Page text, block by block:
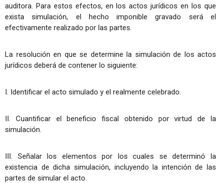
auditora. Para estos efectos, en los actos jurídicos en los que
exista simulación, el hecho imponible gravado será el
efectivamente realizado por las partes.
La resolución en que se determine la simulación de los actos
jurídicos deberá de contener lo siguiente:
I. Identificar el acto simulado y el realmente celebrado.
II. Cuantificar el beneficio fiscal obtenido por virtud de la
simulación.
III. Señalar los elementos por los cuales se determinó la
existencia de dicha simulación, incluyendo la intención de las
partes de simular el acto.